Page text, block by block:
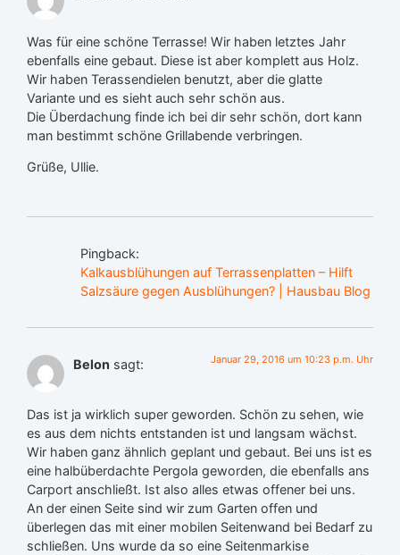
Was für eine schöne Terrasse! Wir haben letztes Jahr
ebenfalls eine gebaut. Diese ist aber komplett aus Holz.
Wir haben Terassendielen benutzt, aber die glatte
Variante und es sieht auch sehr schön aus.
Die Überdachung finde ich bei dir sehr schön, dort kann
man bestimmt schöne Grillabende verbringen.
Grüße, Ullie.
Pingback:
Kalkausblühungen auf Terrassenplatten – Hilft
Salzsäure gegen Ausblühungen? | Hausbau Blog
Belon sagt: Januar 29, 2016 um 10:23 p.m. Uhr
Das ist ja wirklich super geworden. Schön zu sehen, wie
es aus dem nichts entstanden ist und langsam wächst.
Wir haben ganz ähnlich geplant und gebaut. Bei uns ist es
eine halbüberdachte Pergola geworden, die ebenfalls ans
Carport anschließt. Ist also alles etwas offener bei uns.
An der einen Seite sind wir zum Garten offen und
überlegen das mit einer mobilen Seitenwand bei Bedarf zu
schließen. Uns wurde da so eine Seitenmarkise